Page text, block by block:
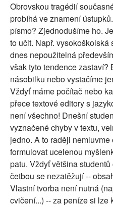
Obrovskou tragédií
probíhá ve znamení
písmo? Zjednodušíme ho.
to učit. Např.
dnes nepoužitelná
však tyto tendence zastaví?
násobilku nebo vystačíme
Vždyť máme počítač nebo
přece textové editory s
není všechno! Dnešní
vyznačené chyby v textu,
jedno. A to raději
formulovat ucelenou
patu. Vždyť většina
četbou se nezatěžují --
Vlastní tvorba není nutná
cvičení...) -- za peníze si lze